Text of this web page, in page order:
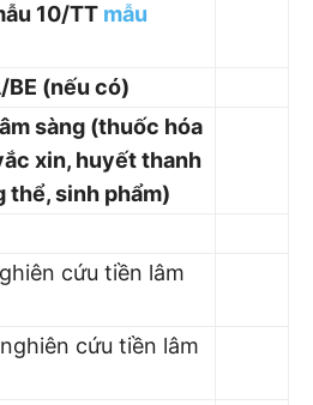
10/TT mẫu
BE (nếu có)
sàng (thuốc hóa
xin, huyết thanh
thể, sinh phẩm)
cứu tiền lâm
cứu tiền lâm